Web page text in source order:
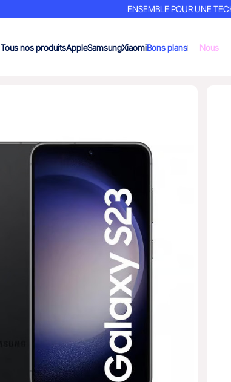
ENSEMBLE POUR UNE
Tous nos produitsAppleSamsungXiaomiBons plans Nous